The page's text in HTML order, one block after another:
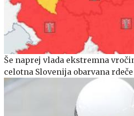
Še naprej vlada ekstremna
celotna Slovenija obarvana rdeče